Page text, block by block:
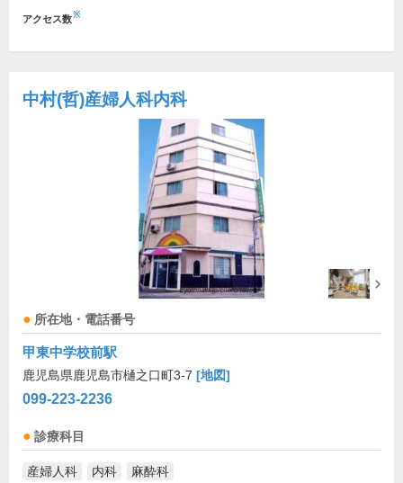
アクセス数※
中村(哲)産婦人科内科
所在地・電話番号
甲東中学校前駅
鹿児島県鹿児島市樋之口町3-7 [地図]
099-223-2236
診療科目
産婦人科 内科 麻酔科